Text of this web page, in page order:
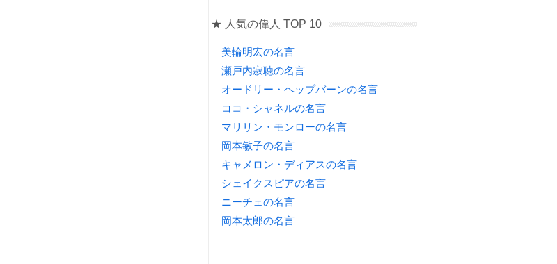
★ 人気の偉人 TOP 10
美輪明宏の名言
瀬戸内寂聴の名言
オードリー・ヘップバーンの名言
ココ・シャネルの名言
マリリン・モンローの名言
岡本敏子の名言
キャメロン・ディアスの名言
シェイクスピアの名言
ニーチェの名言
岡本太郎の名言